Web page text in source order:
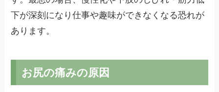
下が深刻になり仕事や趣味ができなくなる恐れが
あります。
お尻の痛みの原因